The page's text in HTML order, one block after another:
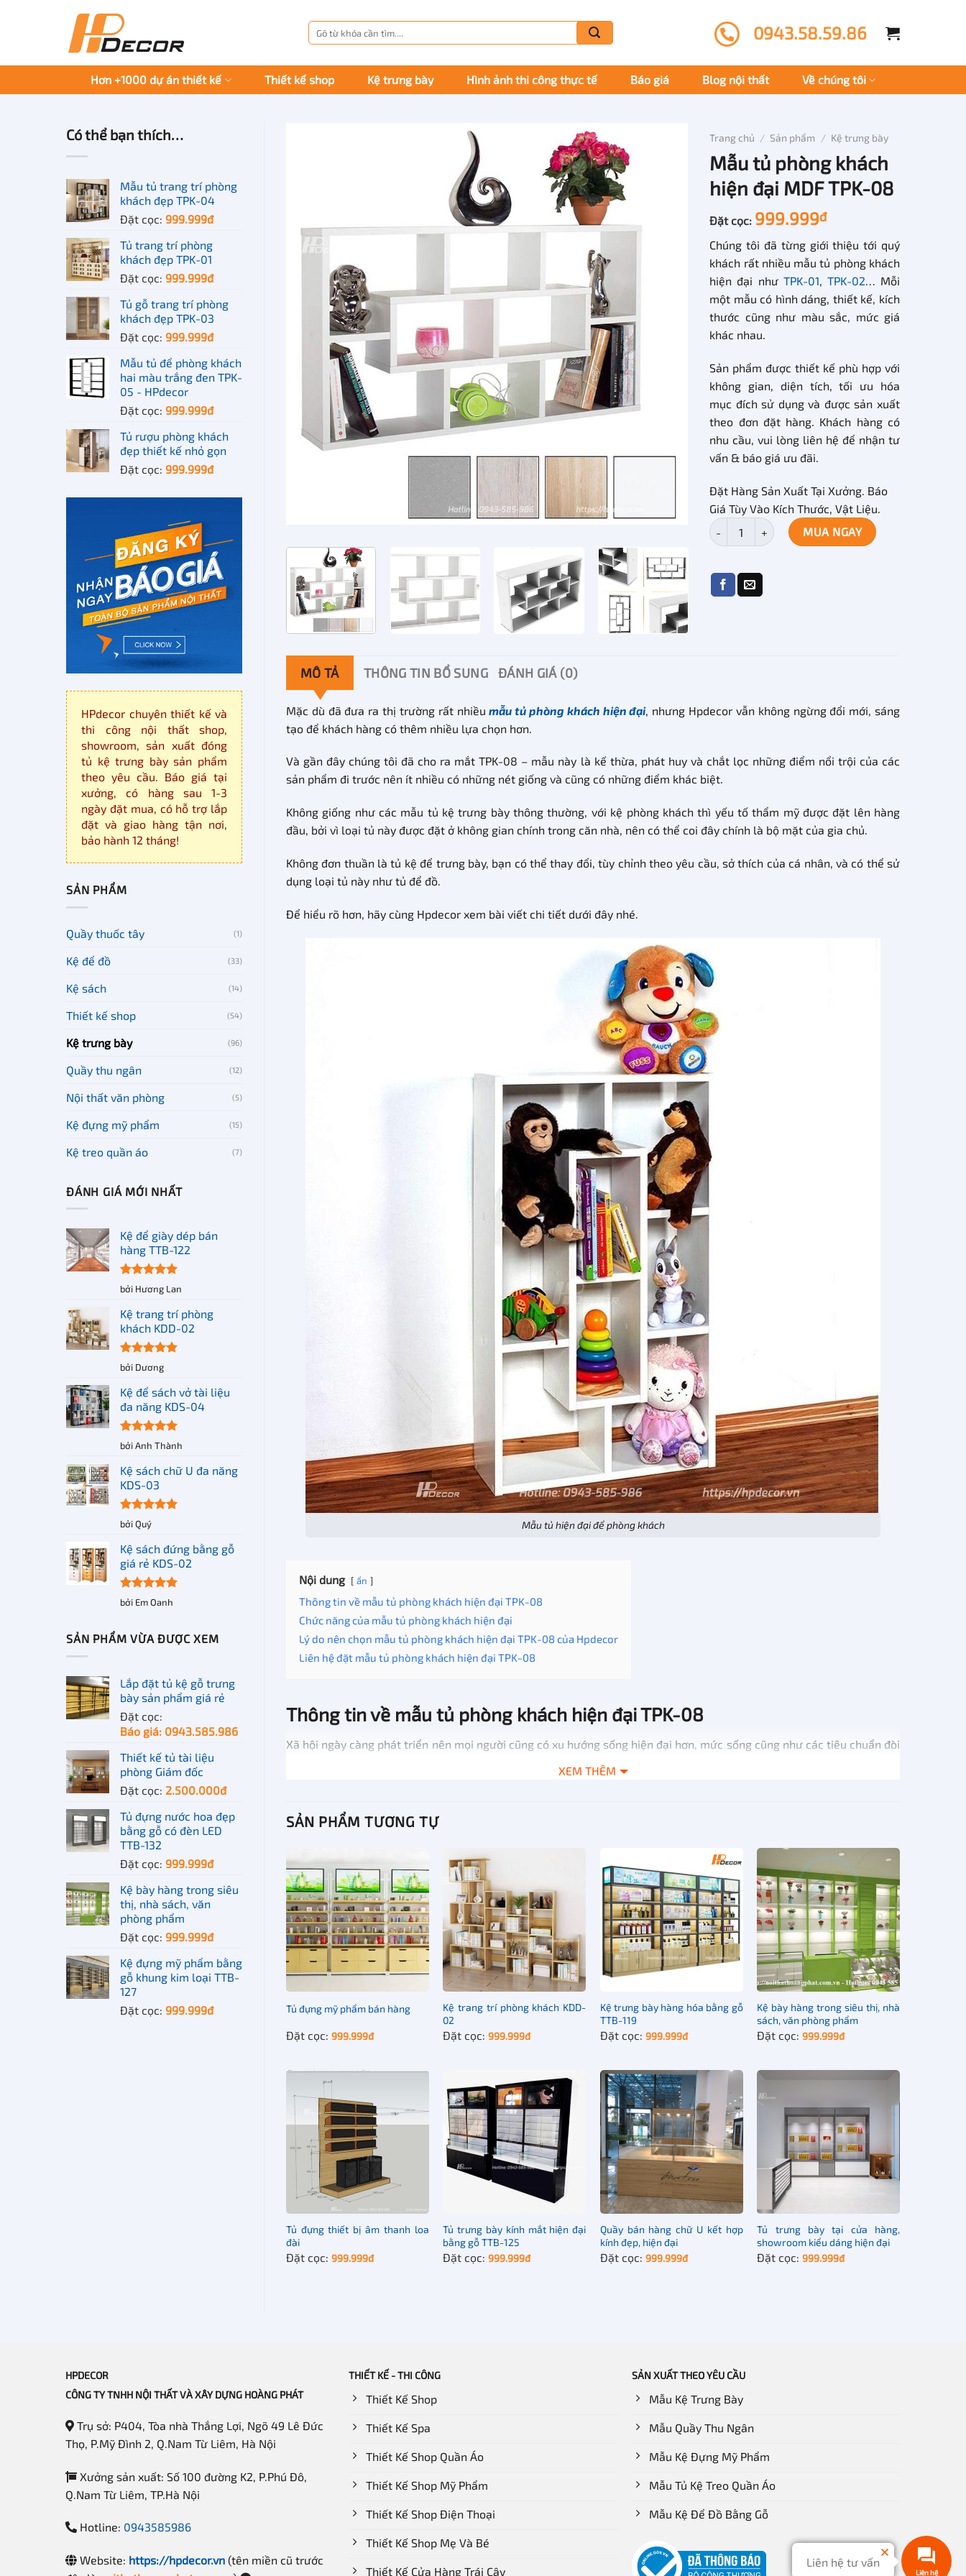
dung
Tìm
kiếm:
0943.58.59.86
Hơn +1000 dự án thiết kế Thiết kế shop Kệ trưng bày Hình ảnh thi công thực tế Báo giá Blog nội thất Về chúng tôi
Có thể bạn thích…
Mẫu tủ trang trí phòng
khách đẹp TPK-04
Đặt cọc: 999.999đ
Tủ trang trí phòng
khách đẹp TPK-01
Đặt cọc: 999.999đ
Tủ gỗ trang trí phòng
khách đẹp TPK-03
Đặt cọc: 999.999đ
Mẫu tủ để phòng khách
hai màu trắng đen TPK-
05 - HPdecor
Đặt cọc: 999.999đ
Tủ rượu phòng khách
đẹp thiết kế nhỏ gọn
Đặt cọc: 999.999đ
HPdecor chuyên thiết kế và
thi công nội thất shop,
showroom, sản xuất đóng
tủ kệ trưng bày sản phẩm
theo yêu cầu. Báo giá tại
xưởng, có hàng sau 1-3
ngày đặt mua, có hỗ trợ lắp
đặt và giao hàng tận nơi,
bảo hành 12 tháng!
SẢN PHẨM
Quầy thuốc tây (1)
Kệ để đồ (33)
Kệ sách (14)
Thiết kế shop (54)
Kệ trưng bày (96)
Quầy thu ngân (12)
Nội thất văn phòng (5)
Kệ đựng mỹ phẩm (15)
Kệ treo quần áo (7)
ĐÁNH GIÁ MỚI NHẤT
Kệ để giày dép bán
hàng TTB-122
Được xếp
5
sao
bởi Hương Lan
Kệ trang trí phòng
khách KDD-02
Được xếp
5
sao
bởi Dương
Kệ để sách vở tài liệu
đa năng KDS-04
Được xếp
sao
bởi Anh Thành
Kệ sách chữ U đa năng
KDS-03
Được xếp
hạng5
sao
bởi Quý
Kệ sách đứng bằng gỗ
giá rẻ KDS-02
Được xếp
bởi Em Oanh
SẢN PHẨM VỪA ĐƯỢC XEM
Lắp đặt tủ kệ gỗ trưng
bày sản phẩm giá rẻ
Đặt cọc:
Báo giá: 0943.585.986
Thiết kế tủ tài liệu
phòng Giám đốc
Đặt cọc: 2.500.000đ
Tủ đựng nước hoa đẹp
bằng gỗ có đèn LED
TTB-132
Đặt cọc: 999.999đ
Kệ bày hàng trong siêu
thị, nhà sách, văn
phòng phẩm
Đặt cọc: 999.999đ
Kệ đựng mỹ phẩm bằng
gỗ khung kim loại TTB-
127
Đặt cọc: 999.999đ
Trang chủ / Sản phẩm / Kệ trưng bày
Mẫu tủ phòng khách
hiện đại MDF TPK-08
Đặt cọc: 999.999đ
Chúng tôi đã từng giới thiệu tới quý
khách rất nhiều mẫu tủ phòng khách
hiện đại như TPK-01, TPK-02… Mỗi
một mẫu có hình dáng, thiết kế, kích
thước cũng như màu sắc, mức giá
khác nhau.
Sản phẩm được thiết kế phù hợp với
không gian, diện tích, tối ưu hóa
mục đích sử dụng và được sản xuất
theo đơn đặt hàng. Khách hàng có
nhu cầu, vui lòng liên hệ để nhận tư
vấn & báo giá ưu đãi.
Đặt Hàng Sản Xuất Tại Xưởng. Báo
Giá Tùy Vào Kích Thước, Vật Liệu.
Mẫu tủ phòng khách hiện đại MDF TPK-08 số lượng
MUA NGAY
MÔ TẢ THÔNG TIN BỔ SUNG ĐÁNH GIÁ (0)
Mặc dù đã đưa ra thị trường rất nhiềumẫu tủ phòng khách hiện đại, nhưng Hpdecor vẫn không ngừng đổi mới, sáng
tạo để khách hàng có thêm nhiều lựa chọn hơn.
Và gần đây chúng tôi đã cho ra mắt TPK-08 – mẫu này là kế thừa, phát huy và chắt lọc những điểm nổi trội của các
sản phẩm đi trước nên ít nhiều có những nét giống và cũng có những điểm khác biệt.
Không giống như các mẫu tủ kệ trưng bày thông thường, với kệ phòng khách thì yếu tố thẩm mỹ được đặt lên hàng
đầu, bởi vì loại tủ này được đặt ở không gian chính trong căn nhà, nên có thể coi đây chính là bộ mặt của gia chủ.
Không đơn thuần là tủ kệ để trưng bày, bạn có thể thay đổi, tùy chỉnh theo yêu cầu, sở thích của cá nhân, và có thể sử
dụng loại tủ này như tủ để đồ.
Để hiểu rõ hơn, hãy cùng Hpdecor xem bài viết chi tiết dưới đây nhé.
Mẫu tủ hiện đại để phòng khách
Nội dung ẩn
Thông tin về mẫu tủ phòng khách hiện đại TPK-08
Chức năng của mẫu tủ phòng khách hiện đại
Lý do nên chọn mẫu tủ phòng khách hiện đại TPK-08 của Hpdecor
Liên hệ đặt mẫu tủ phòng khách hiện đại TPK-08
Thông tin về mẫu tủ phòng khách hiện đại TPK-08
Xã hội ngày càng phát triển nên mọi người cũng có xu hướng sống hiện đại hơn, mức sống cũng như các tiêu chuẩn đòi
vào giá, chúng tôi luôn chú tâm tới việc hoàn thiện chất lượng sản phẩm.
Trải qua một thời gian dài nghiên cứu, phát triển, chúng tôi đã cho ra mắt TPK-08. Hãy cùng xem chi tiết qua bảng
dưới đây nhé.
Tên sản phẩm
TPK-08
Thương hiệu
HPdecor
Loại sản phẩm
Mẫu tủ phòng khách hiện đại
Loại thiết kế
Hiện đại, có thể tháo rời
Sản phẩm chất lượng cao, chịu lực tốt, vật liệu thân thiện với môi
trường
Bề mặt kệ
Phun sơn hoặc thiết kế theo yêu cầu, chống nước, chống xước
Gỗ, thiết kế tùy chỉnh
Quý khách có thể in logo của mình nếu như số lượng đủ lớn.
Kích thước mẫu
85 x 48 x 16cm hoặc tùy chỉnh
Năng lực sản xuất
Vài trăm đến nghìn sản phẩm một tháng
XEM THÊM
SẢN PHẨM TƯƠNG TỰ
Tủ đựng mỹ phẩm bán hàng
Đặt cọc: 999.999đ
Kệ trang trí phòng khách KDD-
02
Đặt cọc:999.999đ
Kệ trưng bày hàng hóa bằng gỗ
TTB-119
Đặt cọc: 999.999đ
Kệ bày hàng trong siêu thị, nhà
sách, văn phòng phẩm
Đặt cọc:999.999đ
Tủ đựng thiết bị âm thanh loa
đài
Đặt cọc: 999.999đ
Tủ trưng bày kính mắt hiện đại
bằng gỗ TTB-125
Đặt cọc:999.999đ
Quầy bán hàng chữ U kết hợp
kính đẹp, hiện đại
Đặt cọc: 999.999đ
Tủ trưng bày tại cửa hàng,
showroom kiểu dáng hiện đại
Đặt cọc:999.999đ
HPDECOR
CÔNG TY TNHH NỘI THẤT VÀ XÂY DỰNG HOÀNG PHÁT
Trụ sở: P404, Tòa nhà Thắng Lợi, Ngõ 49 Lê Đức
Thọ, P.Mỹ Đình 2, Q.Nam Từ Liêm, Hà Nội
Xưởng sản xuất: Số 100 đường K2, P.Phú Đô,
Q.Nam Từ Liêm, TP.Hà Nội
Hotline: 0943585986
Website: https://hpdecor.vn(tên miền cũ trước
THIẾT KẾ - THI CÔNG
Thiết Kế Shop
Thiết Kế Spa
Thiết Kế Shop Quần Áo
Thiết Kế Shop Mỹ Phẩm
Thiết Kế Shop Điện Thoại
Thiết Kế Shop Mẹ Và Bé
Thiết Kế Cửa Hàng Trái Cây
SẢN XUẤT THEO YÊU CẦU
Mẫu Kệ Trưng Bày
Mẫu Quầy Thu Ngân
Mẫu Kệ Đựng Mỹ Phẩm
Mẫu Tủ Kệ Treo Quần Áo
Mẫu Kệ Để Đồ Bằng Gỗ
Liên hệ
Liên hệ tư vấn